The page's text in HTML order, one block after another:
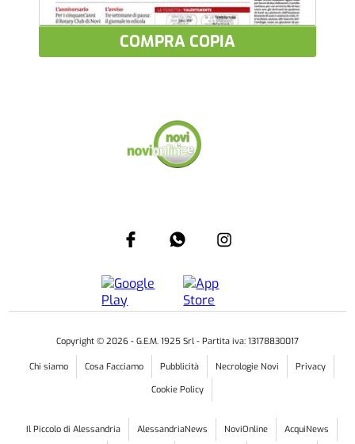
COMPRA COPIA
Copyright © 2026 - G.E.M. 1925 Srl - Partita iva: 13178830017
Chi siamo Cosa Facciamo Pubblicità Necrologie Novi
Privacy
Cookie Policy
Il Piccolo di Alessandria AlessandriaNews NoviOnline AcquiNews